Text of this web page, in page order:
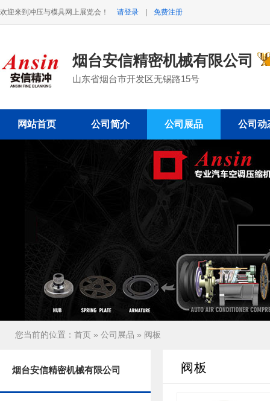
欢迎来到冲压与模具网上展览会！ 请登录 免费注册
烟台安信精密机械有限公司
山东省烟台市开发区无锡路15号
网站首页 公司简介 公司展品 公司动
您当前的位置： 首页 » 公司展品 » 阀板
烟台安信精密机械有限公司 阀板